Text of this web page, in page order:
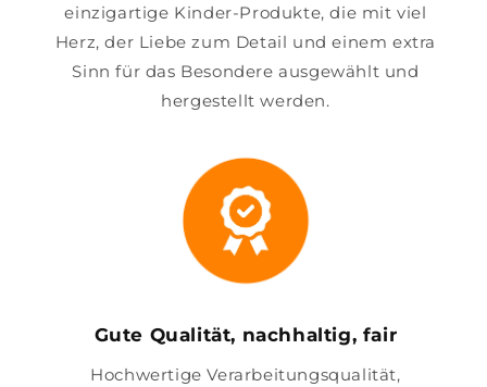
einzigartige Kinder-Produkte, die mit viel
Herz, der Liebe zum Detail und einem extra
Sinn für das Besondere ausgewählt und
hergestellt werden.
Gute Qualität, nachhaltig, fair
Hochwertige Verarbeitungsqualität,